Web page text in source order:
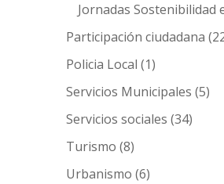
Jornadas Sostenibilidad
Participación ciudadana
Policia Local (1)
Servicios Municipales (5)
Servicios sociales (34)
Turismo (8)
Urbanismo (6)